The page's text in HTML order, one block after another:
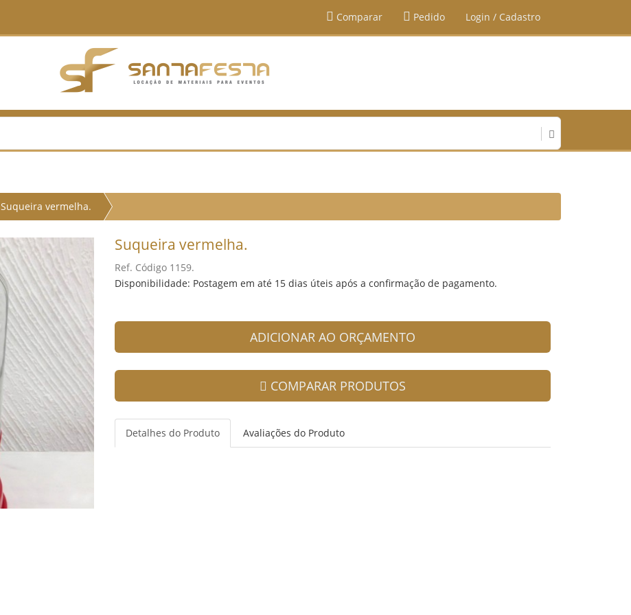
Comparar Pedido Login / Cadastro
Suqueira vermelha.
Suqueira vermelha.
Ref. Código 1159.
Disponibilidade: Postagem em até 15 dias úteis após a confirmação de pagamento.
ADICIONAR AO ORÇAMENTO
COMPARAR PRODUTOS
Detalhes do Produto Avaliações do Produto